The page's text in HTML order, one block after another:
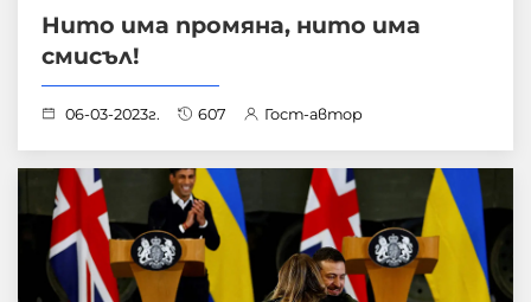
Нито има промяна, нито има
смисъл!
06-03-2023г. 607 Гост-автор